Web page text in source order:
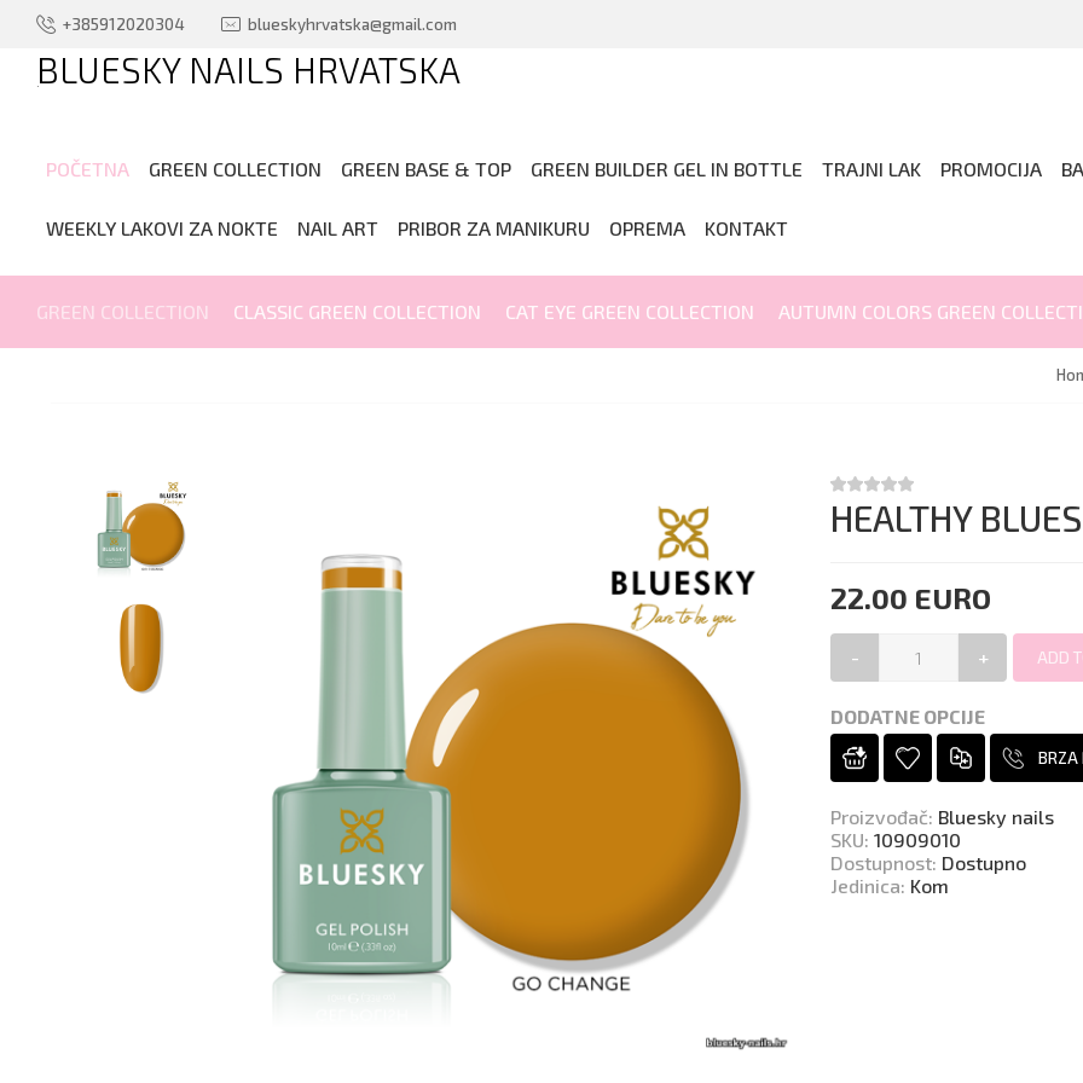
+385912020304 blueskyhrvatska@gmail.com
BLUESKY NAILS HRVATSKA
POČETNA GREEN COLLECTION GREEN BASE & TOP GREEN BUILDER GEL IN BOTTLE TRAJNI LAK PROMOCIJA
WEEKLY LAKOVI ZA NOKTE NAIL ART PRIBOR ZA MANIKURU OPREMA KONTAKT
GREEN COLLECTION CLASSIC GREEN COLLECTION CAT EYE GREEN COLLECTION AUTUMN COLORS GREEN
HEALTHY
22.00 EURO
- +
DODATNE OPCIJE
BRZA
Proizvođač: Bluesky nails
SKU: 10909010
Dostupnost: Dostupno
Jedinica: Kom